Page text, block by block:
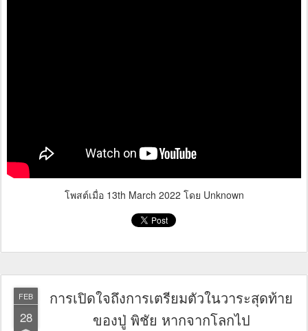
โพสต์เมื่อ 13th March 2022 โดย Unknown
FEB
28
การเปิดใจถึงการเตรียมตัวในวาระสุดท้าย
ของปู่ พิชัย หากจากโลกไป